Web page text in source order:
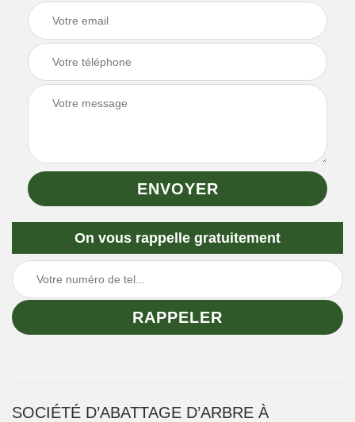
On vous rappelle gratuitement
SOCIÉTÉ D’ABATTAGE D’ARBRE À